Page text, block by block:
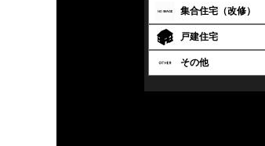
集合住宅（改修）
戸建住宅
その他